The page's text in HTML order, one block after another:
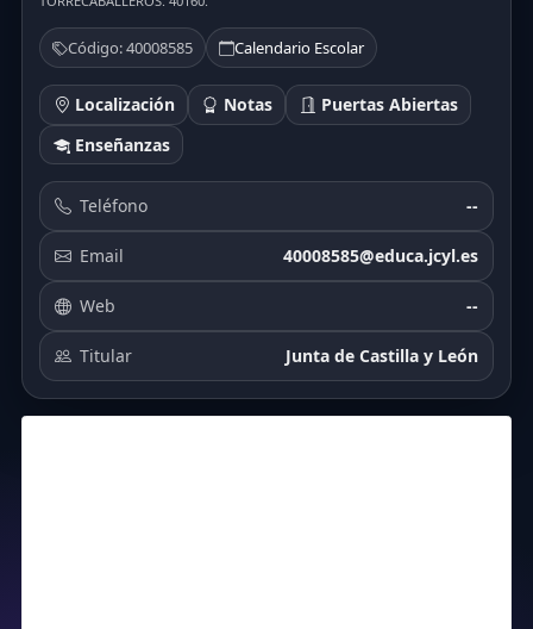
Código: 40008585 Calendario Escolar
Localización Notas
Puertas Abiertas
Enseñanzas
Teléfono --
Email 40008585@educa.jcyl.es
Web --
Titular Junta de Castilla y León